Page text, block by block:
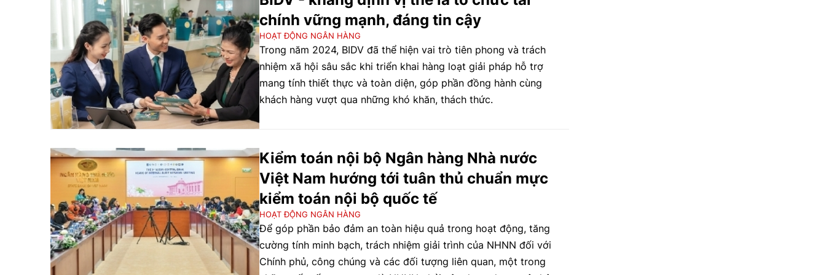
chính vững mạnh, đáng tin cậy
HOẠT ĐỘNG NGÂN HÀNG
Trong năm 2024, BIDV đã thể hiện vai trò tiên phong và trách
nhiệm xã hội sâu sắc khi triển khai hàng loạt giải pháp hỗ trợ
mang tính thiết thực và toàn diện, góp phần đồng hành cùng
khách hàng vượt qua những khó khăn, thách thức.
Kiểm toán nội bộ Ngân hàng Nhà nước
Việt Nam hướng tới tuân thủ chuẩn mực
kiểm toán nội bộ quốc tế
HOẠT ĐỘNG NGÂN HÀNG
Để góp phần bảo đảm an toàn hiệu quả trong hoạt động, tăng
cường tính minh bạch, trách nhiệm giải trình của NHNN đối với
Chính phủ, công chúng và các đối tượng liên quan, một trong